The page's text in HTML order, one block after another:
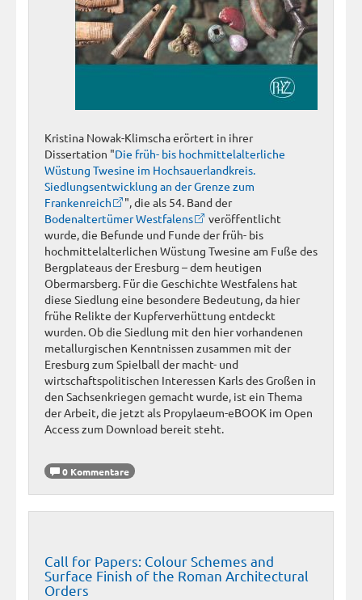
Kristina Nowak-Klimscha erörtert in ihrer
Dissertation "Die früh- bis hochmittelalterliche
Wüstung Twesine im Hochsauerlandkreis.
Siedlungsentwicklung an der Grenze zum
Frankenreich
", die als 54. Band der
Bodenaltertümer Westfalens
veröffentlicht
wurde, die Befunde und Funde der früh- bis
hochmittelalterlichen Wüstung Twesine am Fuße des
Bergplateaus der Eresburg – dem heutigen
Obermarsberg. Für die Geschichte Westfalens hat
diese Siedlung eine besondere Bedeutung, da hier
frühe Relikte der Kupferverhüttung entdeckt
wurden. Ob die Siedlung mit den hier vorhandenen
metallurgischen Kenntnissen zusammen mit der
Eresburg zum Spielball der macht- und
wirtschaftspolitischen Interessen Karls des Großen in
den Sachsenkriegen gemacht wurde, ist ein Thema
der Arbeit, die jetzt als Propylaeum-eBOOK im Open
Access zum Download bereit steht.
0 Kommentare
Call for Papers: Colour Schemes and
Surface Finish of the Roman Architectural
Orders